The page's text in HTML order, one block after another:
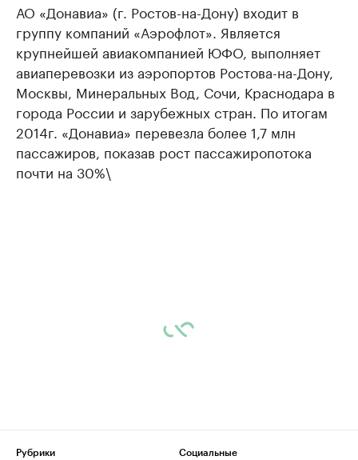
АО «Донавиа» (г. Ростов-на-Дону) входит в
группу компаний «Аэрофлот». Является
крупнейшей авиакомпанией ЮФО, выполняет
авиаперевозки из аэропортов Ростова-на-Дону,
Москвы, Минеральных Вод, Сочи, Краснодара в
города России и зарубежных стран. По итогам
2014г. «Донавиа» перевезла более 1,7 млн
пассажиров, показав рост пассажиропотока
почти на 30%\
Рубрики
Социальные